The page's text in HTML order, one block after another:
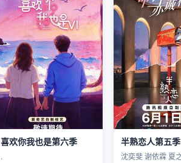
喜欢你我也是第六季
.
半熟恋人第五季